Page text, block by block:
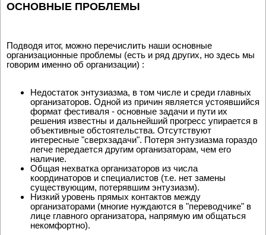
ОСНОВНЫЕ ПРОБЛЕМЫ
Подводя итог, можно перечислить наши основные
организационные проблемы (есть и ряд других, но здесь мы
говорим именно об организации) :
Недостаток энтузиазма, в том числе и среди главных
организаторов. Одной из причин является устоявшийся
формат фестиваля - основные задачи и пути их
решения известны и дальнейший прогресс упирается в
объективные обстоятельства. Отсутствуют
интересные "сверхзадачи". Потеря энтузиазма гораздо
легче передается другим организаторам, чем его
наличие.
Общая нехватка организаторов из числа
координаторов и специалистов (т.е. нет замены
существующим, потерявшим энтузиазм).
Низкий уровень прямых контактов между
организаторами (многие нуждаются в "переводчике" в
лице главного организатора, напрямую им общаться
некомфортно).